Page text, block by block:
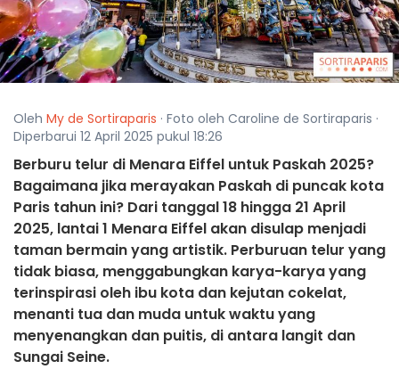
Oleh My de Sortiraparis · Foto oleh Caroline de Sortiraparis ·
Diperbarui 12 April 2025 pukul 18:26
Berburu telur di Menara Eiffel untuk Paskah 2025?
Bagaimana jika merayakan Paskah di puncak kota
Paris tahun ini? Dari tanggal 18 hingga 21 April
2025, lantai 1 Menara Eiffel akan disulap menjadi
taman bermain yang artistik. Perburuan telur yang
tidak biasa, menggabungkan karya-karya yang
terinspirasi oleh ibu kota dan kejutan cokelat,
menanti tua dan muda untuk waktu yang
menyenangkan dan puitis, di antara langit dan
Sungai Seine.